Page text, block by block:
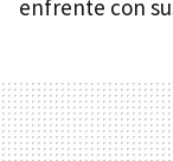
enfrente con